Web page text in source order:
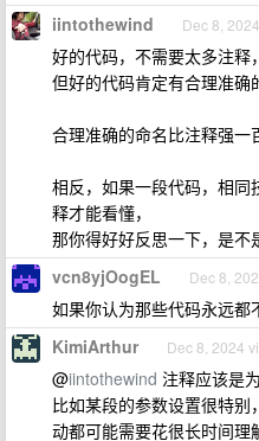
iintothewind Dec 8, 2024
好的代码，不需要太多注释，
但好的代码肯定有合理准确
合理准确的命名比注释强一
相反，如果一段代码，相
释才能看懂，
那你得好好反思一下，是不
vcn8yjOogEL Dec 8,
如果你认为那些代码永远都
KimiArthur Dec 8, 2024
@iintothewind 注释应该是
比如某段的参数设置很特
动都可能需要花很长时间理